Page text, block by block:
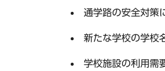
通学路の安全対策
新たな学校の学校
学校施設の利用需